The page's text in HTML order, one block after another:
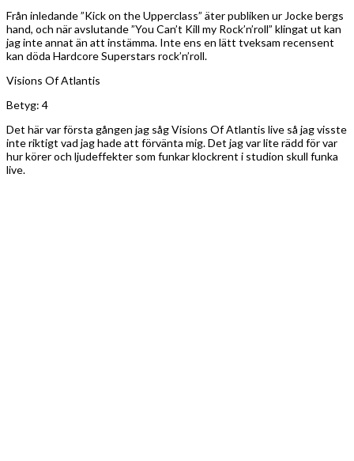
Från inledande ”Kick on the Upperclass” äter publiken ur Jocke bergs
hand, och när avslutande ”You Can’t Kill my Rock’n’roll” klingat ut kan
jag inte annat än att instämma. Inte ens en lätt tveksam recensent
kan döda Hardcore Superstars rock’n’roll.
Visions Of Atlantis
Betyg: 4
Det här var första gången jag såg Visions Of Atlantis live så jag visste
inte riktigt vad jag hade att förvänta mig. Det jag var lite rädd för var
hur körer och ljudeffekter som funkar klockrent i studion skull funka
live.